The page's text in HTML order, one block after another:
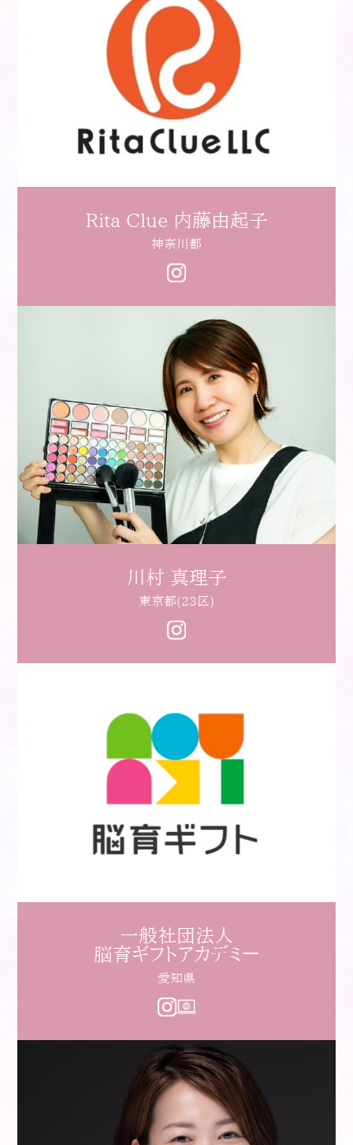
Rita Clue 内藤由起子
神奈川都
川村 真理子
東京都(23区)
一般社団法人
脳育ギフトアカデミー
愛知県